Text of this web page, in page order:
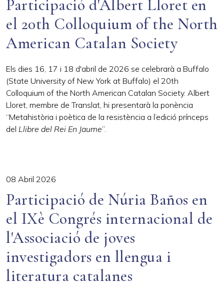
Participació d'Albert Lloret en
el 20th Colloquium of the North
American Catalan Society
Els dies 16, 17 i 18 d'abril de 2026 se celebrarà a Buffalo
(State University of New York at Buffalo) el 20th
Colloquium of the North American Catalan Society. Albert
Lloret, membre de Translat, hi presentarà la ponència
“Metahistòria i poètica de la resistència a l’edició prínceps
del Llibre del Rei En Jaume”.
08 Abril 2026
Participació de Núria Baños en
el IXè Congrés internacional de
l'Associació de joves
investigadors en llengua i
literatura catalanes